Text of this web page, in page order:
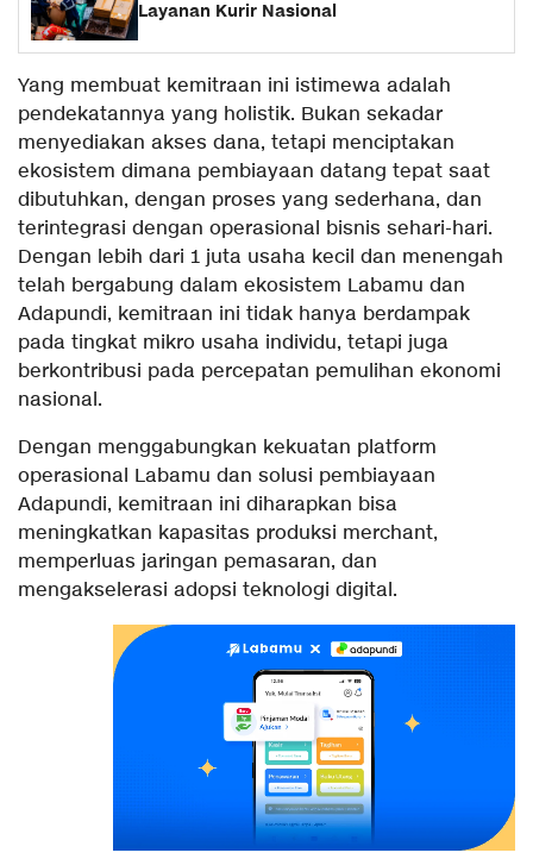
Layanan Kurir Nasional
Yang membuat kemitraan ini istimewa adalah
pendekatannya yang holistik. Bukan sekadar
menyediakan akses dana, tetapi menciptakan
ekosistem dimana pembiayaan datang tepat saat
dibutuhkan, dengan proses yang sederhana, dan
terintegrasi dengan operasional bisnis sehari-hari.
Dengan lebih dari 1 juta usaha kecil dan menengah
telah bergabung dalam ekosistem Labamu dan
Adapundi, kemitraan ini tidak hanya berdampak
pada tingkat mikro usaha individu, tetapi juga
berkontribusi pada percepatan pemulihan ekonomi
nasional.
Dengan menggabungkan kekuatan platform
operasional Labamu dan solusi pembiayaan
Adapundi, kemitraan ini diharapkan bisa
meningkatkan kapasitas produksi merchant,
memperluas jaringan pemasaran, dan
mengakselerasi adopsi teknologi digital.